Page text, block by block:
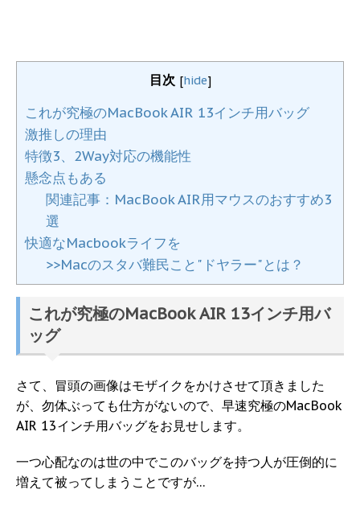
目次 [hide]
これが究極のMacBook AIR 13インチ用バッグ
激推しの理由
特徴3、2Way対応の機能性
懸念点もある
関連記事：MacBook AIR用マウスのおすすめ3
選
快適なMacbookライフを
>>Macのスタバ難民こと"ドヤラー"とは？
これが究極のMacBook AIR 13インチ用バ
ッグ
さて、冒頭の画像はモザイクをかけさせて頂きました
が、勿体ぶっても仕方がないので、早速究極のMacBook
AIR 13インチ用バッグをお見せします。
一つ心配なのは世の中でこのバッグを持つ人が圧倒的に
増えて被ってしまうことですが…